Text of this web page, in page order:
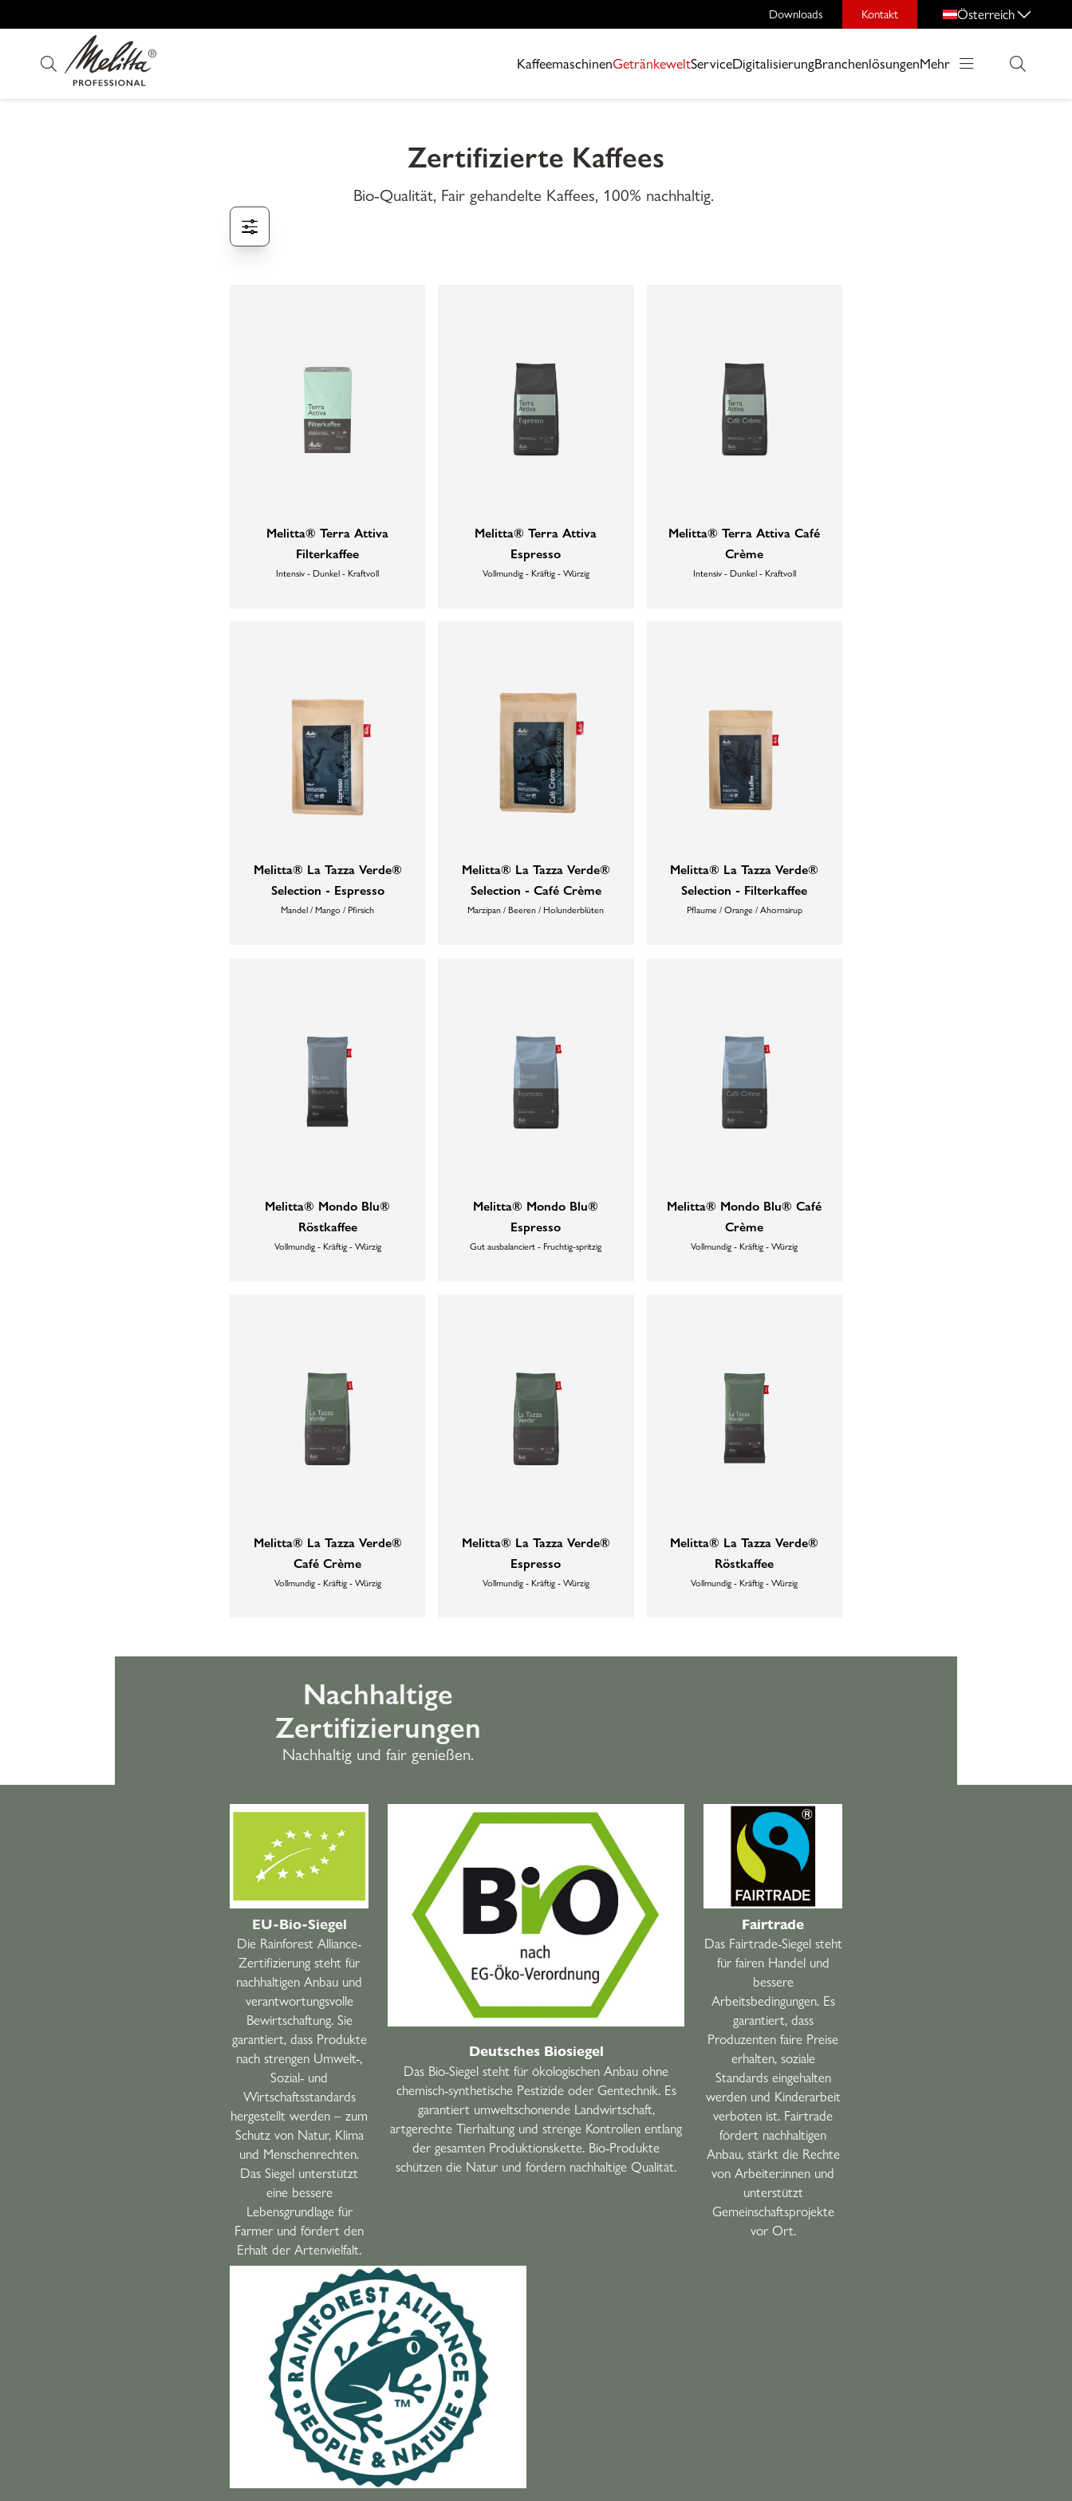
Downloads Kontakt Österreich
KaffeemaschinenGetränkeweltServiceDigitalisierungBranchenlösungenMehr
Zertifizierte Kaffees
Bio-Qualität, Fair gehandelte Kaffees, 100% nachhaltig.
Melitta® Terra Attiva
Filterkaffee
Intensiv - Dunkel - Kraftvoll
Melitta® Terra Attiva
Espresso
Vollmundig - Kräftig - Würzig
Melitta® Terra Attiva Café
Crème
Intensiv - Dunkel - Kraftvoll
Melitta® La Tazza Verde®
Selection - Espresso
Mandel / Mango / Pfirsich
Melitta® La Tazza Verde®
Selection - Café Crème
Marzipan / Beeren / Holunderblüten
Melitta® La Tazza Verde®
Selection - Filterkaffee
Pflaume / Orange / Ahornsirup
Melitta® Mondo Blu®
Röstkaffee
Vollmundig - Kräftig - Würzig
Melitta® Mondo Blu®
Espresso
Gut ausbalanciert - Fruchtig-spritzig
Melitta® Mondo Blu® Café
Crème
Vollmundig - Kräftig - Würzig
Melitta® La Tazza Verde®
Café Crème
Vollmundig - Kräftig - Würzig
Melitta® La Tazza Verde®
Espresso
Vollmundig - Kräftig - Würzig
Melitta® La Tazza Verde®
Röstkaffee
Vollmundig - Kräftig - Würzig
Nachhaltige
Zertifizierungen
Nachhaltig und fair genießen.
EU-Bio-Siegel
Die Rainforest Alliance-
Zertifizierung steht für
nachhaltigen Anbau und
verantwortungsvolle
Bewirtschaftung. Sie
garantiert, dass Produkte
nach strengen Umwelt-,
Sozial- und
Wirtschaftsstandards
hergestellt werden – zum
Schutz von Natur, Klima
und Menschenrechten.
Das Siegel unterstützt
eine bessere
Lebensgrundlage für
Farmer und fördert den
Erhalt der Artenvielfalt.
Deutsches Biosiegel
Das Bio-Siegel steht für ökologischen Anbau ohne
chemisch-synthetische Pestizide oder Gentechnik. Es
garantiert umweltschonende Landwirtschaft,
artgerechte Tierhaltung und strenge Kontrollen entlang
der gesamten Produktionskette. Bio-Produkte
schützen die Natur und fördern nachhaltige Qualität.
Fairtrade
Das Fairtrade-Siegel steht
für fairen Handel und
bessere
Arbeitsbedingungen. Es
garantiert, dass
Produzenten faire Preise
erhalten, soziale
Standards eingehalten
werden und Kinderarbeit
verboten ist. Fairtrade
fördert nachhaltigen
Anbau, stärkt die Rechte
von Arbeiter:innen und
unterstützt
Gemeinschaftsprojekte
vor Ort.